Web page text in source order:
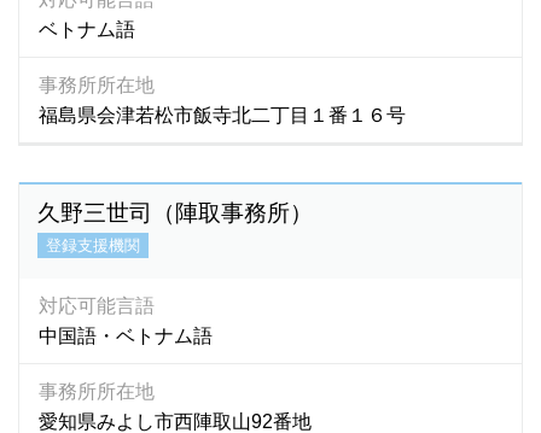
ベトナム語
事務所所在地
福島県会津若松市飯寺北二丁目１番１６号
久野三世司（陣取事務所）
登録支援機関
対応可能言語
中国語・ベトナム語
事務所所在地
愛知県みよし市西陣取山92番地